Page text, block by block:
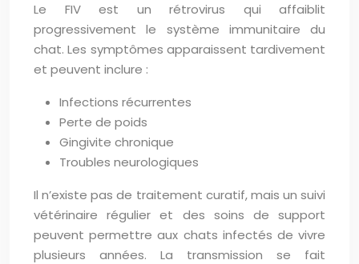
Le FIV est un rétrovirus qui affaiblit
progressivement le système immunitaire du
chat. Les symptômes apparaissent tardivement
et peuvent inclure :
Infections récurrentes
Perte de poids
Gingivite chronique
Troubles neurologiques
Il n’existe pas de traitement curatif, mais un suivi
vétérinaire régulier et des soins de support
peuvent permettre aux chats infectés de vivre
plusieurs années. La transmission se fait